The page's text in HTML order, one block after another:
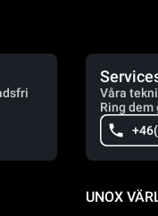
Våra
Ring dem
UNOX